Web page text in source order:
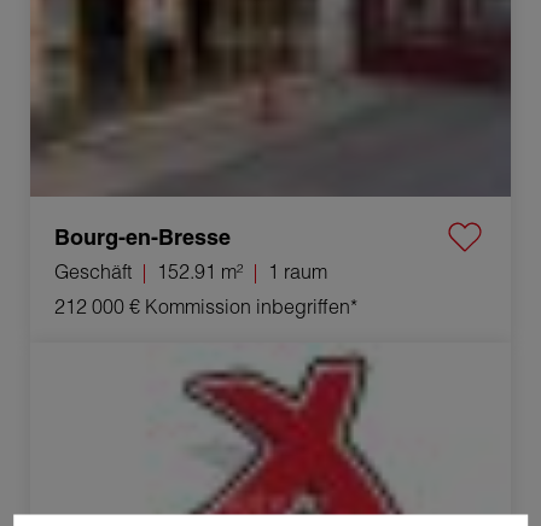
Bourg-en-Bresse
Geschäft 152.91 m²
1 raum
212 000 € Kommission inbegriffen*
Verkauf Büro Bourg-en-Bresse 1 raum 213 m²